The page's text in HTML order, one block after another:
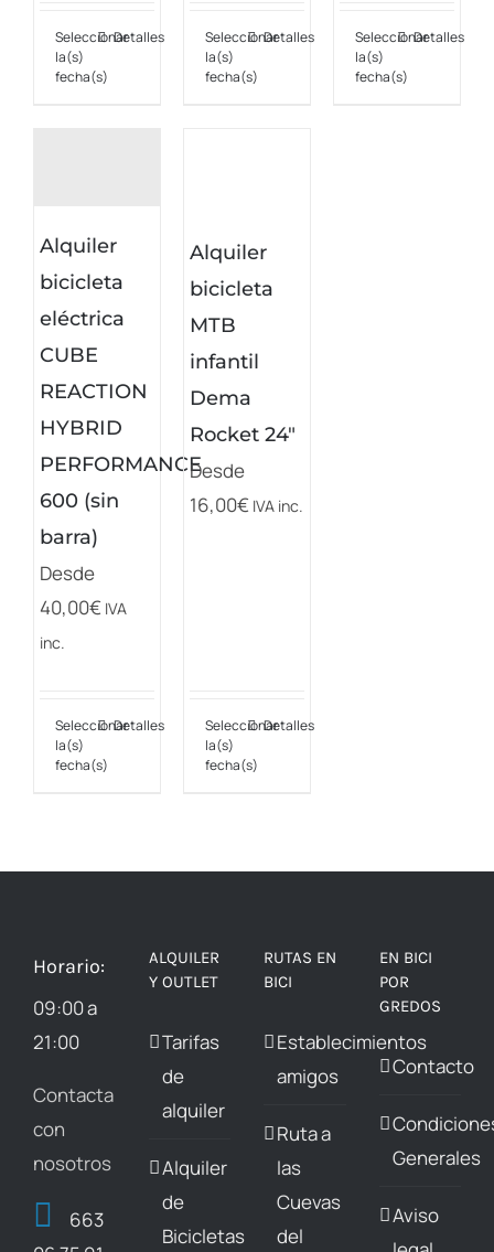
Seleccionar
la(s)
fecha(s)
Este
producto
opciones
se
pueden
elegir
en
la
página
de
producto
Detalles
Seleccionar
la(s)
fecha(s)
Este
producto
opciones
se
elegir
Detalles
Seleccionar
la(s)
fecha(s)
Este
producto
Detalles
Alquiler
bicicleta
eléctrica
CUBE
REACTION
HYBRID
PERFORMANCE
600 (sin
barra)
Desde
40,00€ IVA
inc.
Seleccionar
la(s)
fecha(s)
Este
producto
variantes.
se
pueden
la
de
producto
Detalles
Alquiler
bicicleta
MTB
infantil
Dema
Rocket 24″
Desde
16,00€ IVA inc.
Seleccionar
la(s)
fecha(s)
Este
producto
variantes.
se
elegir
página
producto
Detalles
Horario:
09:00 a
21:00
Contacta
con
nosotros
663
ALQUILER
Y OUTLET
Tarifas
de
alquiler
Alquiler
de
Bicicletas
RUTAS EN
BICI
Establecimientos
amigos
Ruta a
las
Cuevas
del
EN BICI
POR
GREDOS
Contacto
Generales
Aviso